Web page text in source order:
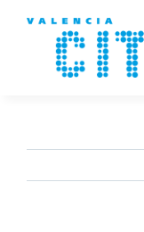
contenido